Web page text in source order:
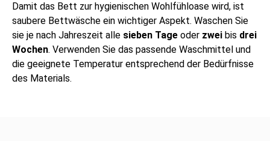
Damit das Bett zur hygienischen Wohlfühloase wird, ist
saubere Bettwäsche ein wichtiger Aspekt. Waschen Sie
sie je nach Jahreszeit alle sieben Tage oder zwei bis drei
Wochen. Verwenden Sie das passende Waschmittel und
die geeignete Temperatur entsprechend der Bedürfnisse
des Materials.